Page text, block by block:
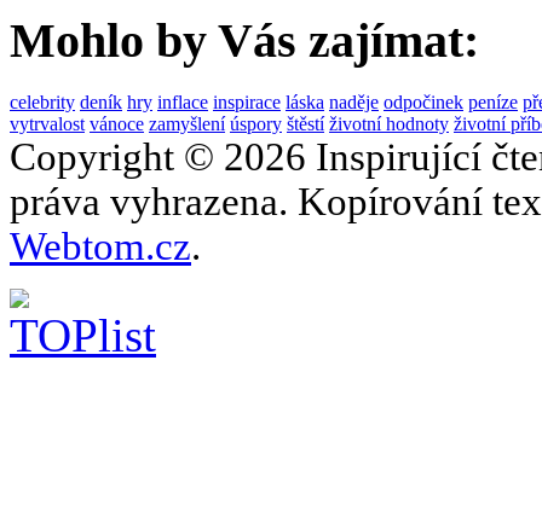
Mohlo by Vás zajímat:
celebrity deník hry inflace inspirace láska naděje odpočinek peníze
vytrvalost vánoce zamyšlení úspory štěstí životní hodnoty životní
Copyright © 2026 Inspirující
práva vyhrazena. Kopírování
Webtom.cz.